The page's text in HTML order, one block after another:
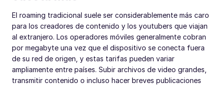
El roaming tradicional suele ser considerablemente más caro
para los creadores de contenido y los youtubers que viajan
al extranjero. Los operadores móviles generalmente cobran
por megabyte una vez que el dispositivo se conecta fuera
de su red de origen, y estas tarifas pueden variar
ampliamente entre países. Subir archivos de video grandes,
transmitir contenido o incluso hacer breves publicaciones